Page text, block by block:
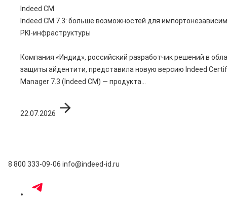
Indeed CM
Indeed CM 7.3: больше возможностей для
PKI-инфраструктуры
Компания «Индид», российский разработчик решений в
защиты айдентити, представила новую версию Indeed
Manager 7.3 (Indeed CM) — продукта...
22.07.2026
8 800 333-09-06 info@indeed-id.ru